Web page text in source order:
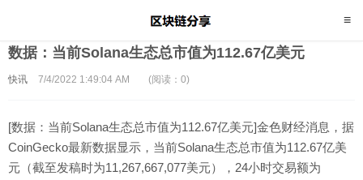
数据：当前Solana生态总市值为112.67亿美元
快讯 7/4/2022 1:49:04 AM (阅读：0)
[数据：当前Solana生态总市值为112.67亿美元]金色财经消息，据
CoinGecko最新数据显示，当前Solana生态总市值为112.67亿美
元（截至发稿时为11,267,667,077美元），24小时交易额为